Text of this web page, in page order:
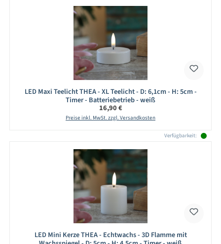
LED Maxi Teelicht THEA - XL Teelicht - D: 6,1cm - H: 5cm -
Timer - Batteriebetrieb - weiß
Regulärer Preis:
16,90 €
Preise inkl. MwSt. zzgl. Versandkosten
Verfügbarkeit:
LED Mini Kerze THEA - Echtwachs - 3D Flamme mit